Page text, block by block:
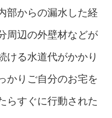
部からの漏水した経
周辺の外壁材などが
ける水道代がかかり
かりご自分のお宅を
らすぐに行動された